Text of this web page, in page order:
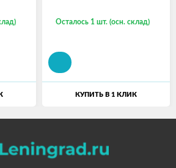
Осталось 1 шт. (осн. склад)
КУПИТЬ В 1 КЛИК